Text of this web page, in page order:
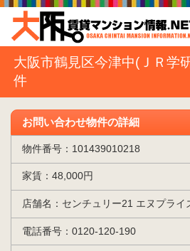
大阪市鶴見区今津中(ＪＲ学
件
お問い合わせ物件の詳細
物件番号：101439010218
家賃：48,000円
店舗名：センチュリー21 エヌプライ
電話番号：0120-120-190